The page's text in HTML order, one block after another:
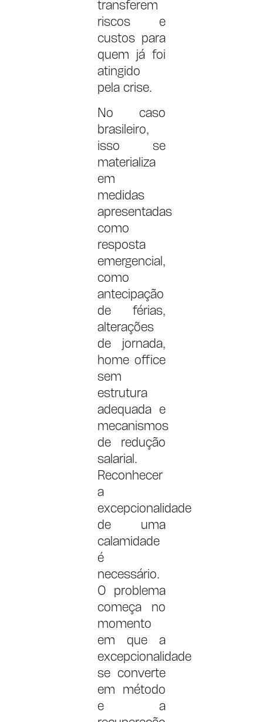
transferem
riscos e
custos para
quem já foi
atingido
pela crise.
No caso
brasileiro,
isso se
materializa
em
medidas
apresentadas
como
resposta
emergencial,
como
antecipação
de férias,
alterações
de jornada,
home office
sem
estrutura
adequada e
mecanismos
de redução
salarial.
Reconhecer
a
excepcionalidade
de uma
calamidade
é
necessário.
O problema
começa no
momento
em que a
excepcionalidade
se converte
em método
e a